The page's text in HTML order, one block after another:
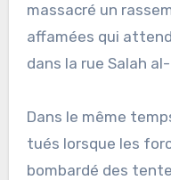
massacré un
affamées qui
dans la rue Salah
Dans le même
tués lorsque les
bombardé des